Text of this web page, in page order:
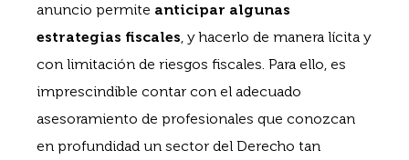
anuncio permite anticipar algunas
estrategias fiscales, y hacerlo de manera lícita y
con limitación de riesgos fiscales. Para ello, es
imprescindible contar con el adecuado
asesoramiento de profesionales que conozcan
en profundidad un sector del Derecho tan